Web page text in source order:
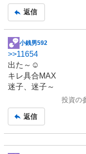
返信
掲
示
板
記
事
小銭男592
>>11654
出た～☺️
キレ具合MAX
迷子、迷子～
投資の
返信